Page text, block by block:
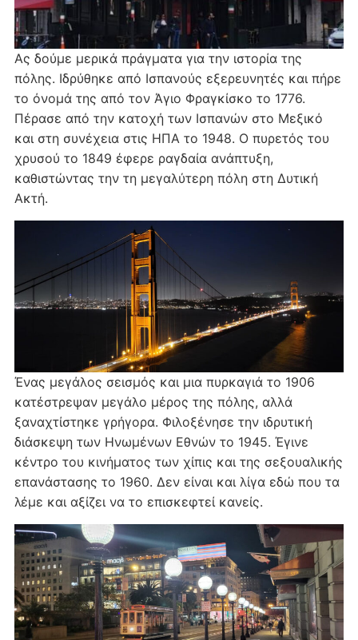
Ας δούμε μερικά πράγματα για την ιστορία της
πόλης. Ιδρύθηκε από Ισπανούς εξερευνητές και πήρε
το όνομά της από τον Άγιο Φραγκίσκο το 1776.
Πέρασε από την κατοχή των Ισπανών στο Μεξικό
και στη συνέχεια στις ΗΠΑ το 1948. Ο πυρετός του
χρυσού το 1849 έφερε ραγδαία ανάπτυξη,
καθιστώντας την τη μεγαλύτερη πόλη στη Δυτική
Ακτή.
Ένας μεγάλος σεισμός και μια πυρκαγιά το 1906
κατέστρεψαν μεγάλο μέρος της πόλης, αλλά
ξαναχτίστηκε γρήγορα. Φιλοξένησε την ιδρυτική
διάσκεψη των Ηνωμένων Εθνών το 1945. Έγινε
κέντρο του κινήματος των χίπις και της σεξουαλικής
επανάστασης το 1960. Δεν είναι και λίγα εδώ που τα
λέμε και αξίζει να το επισκεφτεί κανείς.